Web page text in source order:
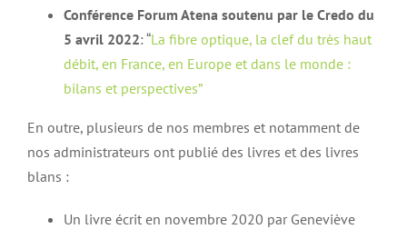
Conférence Forum Atena soutenu par le Credo du
5 avril 2022: “La fibre optique, la clef du très haut
débit, en France, en Europe et dans le monde :
bilans et perspectives”
En outre, plusieurs de nos membres et notamment de
nos administrateurs ont publié des livres et des livres
blans :
Un livre écrit en novembre 2020 par Geneviève